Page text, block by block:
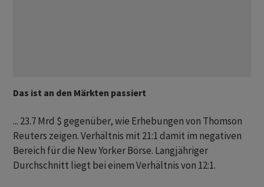
Das ist an den Märkten passiert
... 23.7 Mrd $ gegenüber, wie Erhebungen von Thomson
Reuters zeigen. Verhältnis mit 21:1 damit im negativen
Bereich für die New Yorker Börse. Langjähriger
Durchschnitt liegt bei einem Verhältnis von 12:1.